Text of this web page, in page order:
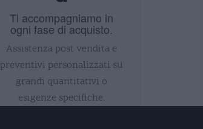
Ti accompagniamo in
ogni fase di acquisto.
Assistenza post vendita e
preventivi personalizzati su
grandi quantitativi o
esigenze specifiche.